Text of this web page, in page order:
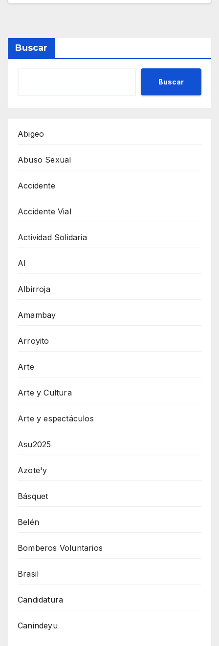
Buscar
Buscar
Abigeo
Abuso Sexual
Accidente
Accidente Vial
Actividad Solidaria
AI
Albirroja
Amambay
Arroyito
Arte
Arte y Cultura
Arte y espectáculos
Asu2025
Azote'y
Básquet
Belén
Bomberos Voluntarios
Brasil
Candidatura
Canindeyu